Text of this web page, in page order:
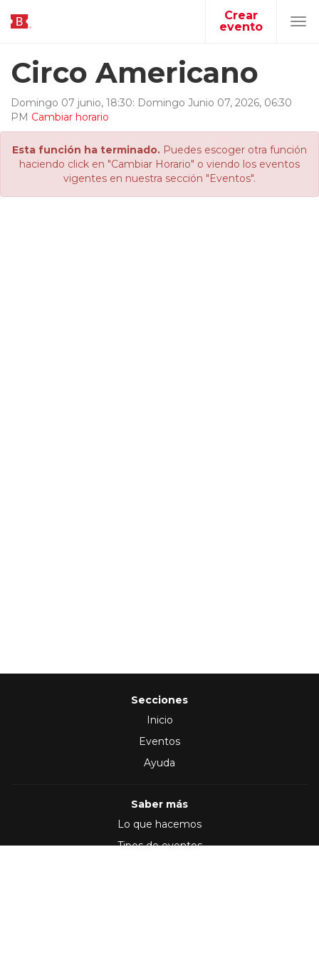
Crear
evento
Circo Americano
Domingo 07 junio, 18:30: Domingo Junio 07, 2026, 06:30
PM Cambiar horario
Esta función ha terminado. Puedes escoger otra función
haciendo click en "Cambiar Horario" o viendo los eventos
vigentes en nuestra sección "Eventos".
Secciones
Inicio
Eventos
Ayuda
Saber más
Lo que hacemos
Tipos de eventos